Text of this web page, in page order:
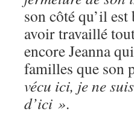
son côté qu’il est
avoir travaillé
encore Jeanna
familles que son
vécu ici, je ne
d’ici ».